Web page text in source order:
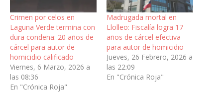
Crimen por celos en
Laguna Verde termina con
dura condena: 20 años de
cárcel para autor de
homicidio calificado
Viernes, 6 Marzo, 2026 a
las 08:36
En "Crónica Roja"
Madrugada mortal en
Llolleo: Fiscalía logra 17
años de cárcel efectiva
para autor de homicidio
Jueves, 26 Febrero, 2026 a
las 22:09
En "Crónica Roja"